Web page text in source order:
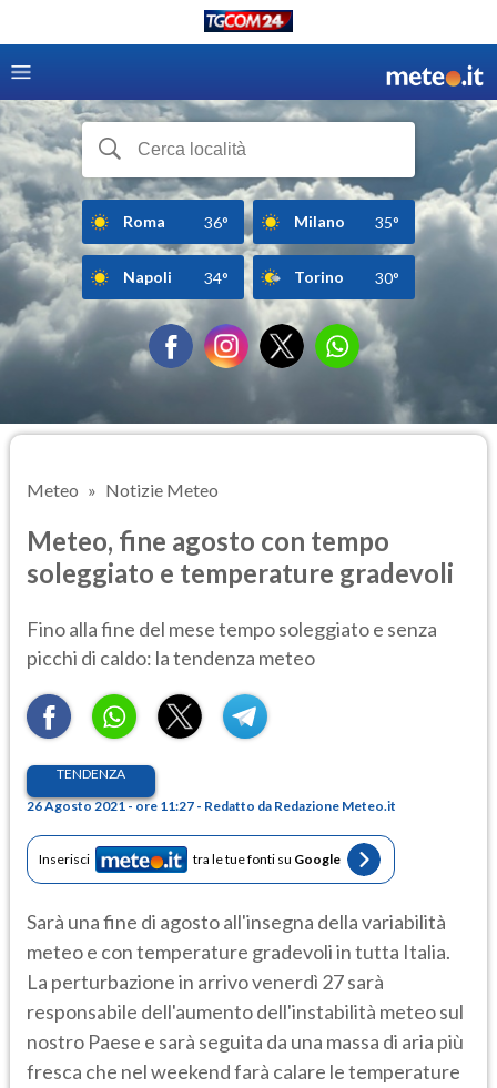
Roma 36° Milano 35°
Napoli 34° Torino 30°
Meteo Notizie Meteo
Meteo, fine agosto con tempo
soleggiato e temperature gradevoli
Fino alla fine del mese tempo soleggiato e senza
picchi di caldo: la tendenza meteo
TENDENZA
26 Agosto 2021 - ore 11:27 - Redatto da Redazione Meteo.it
Inserisci tra le tue fonti su Google
Sarà una fine di agosto all'insegna della variabilità
meteo e con temperature gradevoli in tutta Italia.
La perturbazione in arrivo venerdì 27 sarà
responsabile dell'aumento dell'instabilità meteo sul
nostro Paese e sarà seguita da una massa di aria più
fresca che nel weekend farà calare le temperature